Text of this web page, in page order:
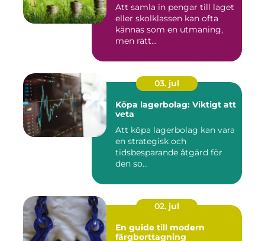
Att samla in pengar till laget
eller skolklassen kan ofta
kännas som en utmaning,
men rätt...
03. jul
Köpa lagerbolag: Viktigt att
veta
Att köpa lagerbolag kan vara
en strategisk och
tidsbesparande åtgärd för
den so...
02. jul
En guide till modern
färgborttagning